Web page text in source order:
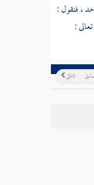
، فنقول :
:
التالي